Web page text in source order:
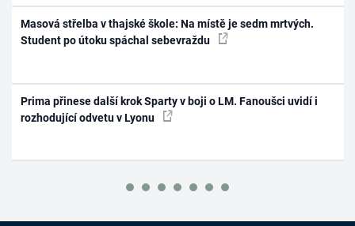
Masová střelba v thajské škole: Na místě je sedm mrtvých.
Student po útoku spáchal sebevraždu
Prima přinese další krok Sparty v boji o LM. Fanoušci uvidí i
rozhodující odvetu v Lyonu